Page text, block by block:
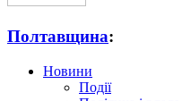
Полтавщина:
Новини
Події